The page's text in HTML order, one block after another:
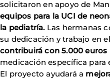
solicitaron en apoyo de
equipos para la UCI de
la pediatría.Las hermanas
su dedicación y trabajo en
contribuirá con 5.000 euros
medicación específica para
El proyecto ayudará a